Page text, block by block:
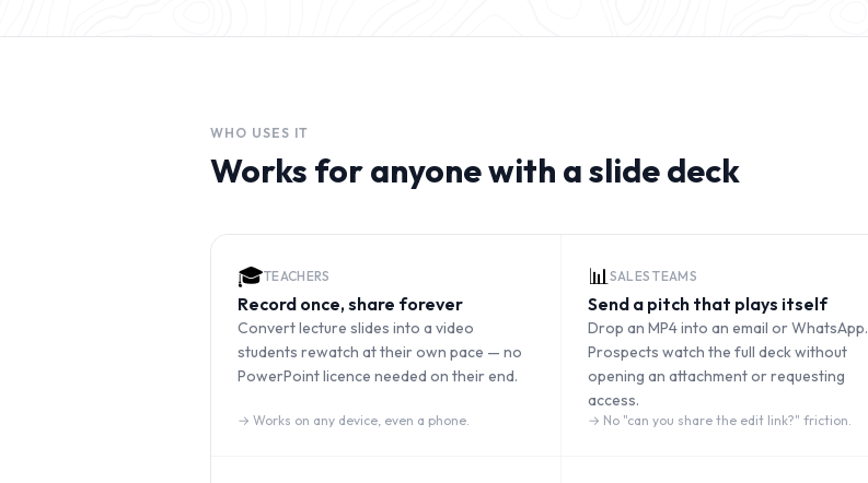
WHO USES IT
Works for anyone with a slide deck
🎓TEACHERS
Record once, share forever
Convert lecture slides into a video
students rewatch at their own pace — no
PowerPoint licence needed on their end.
→ Works on any device, even a phone.
📊SALES TEAMS
Send a pitch that plays itself
Drop an MP4 into an email or WhatsApp.
Prospects watch the full deck without
opening an attachment or requesting
access.
→ No "can you share the edit link?" friction.